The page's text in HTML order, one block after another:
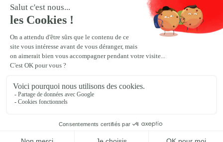
COMPLEXES
GOLFIQUES
COMPLEXES
HIPPIQUES,
ÉQUESTRES
ET POLO
RÉHABILITATION ET
REVÉGÉTALISATION
ESPACES
PAYSAGERS
D’EXCEPTION
TRAVAUX
SURFACES
SPORTIVES
CARRIÈRES
ENGAGEMENTS
Plan du site Mentions légales Politique de confidentialité